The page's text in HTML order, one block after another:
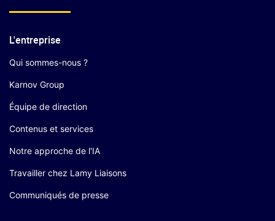
L'entreprise
Qui sommes-nous ?
Karnov Group
Équipe de direction
Contenus et services
Notre approche de l'IA
Travailler chez Lamy Liaisons
Communiqués de presse